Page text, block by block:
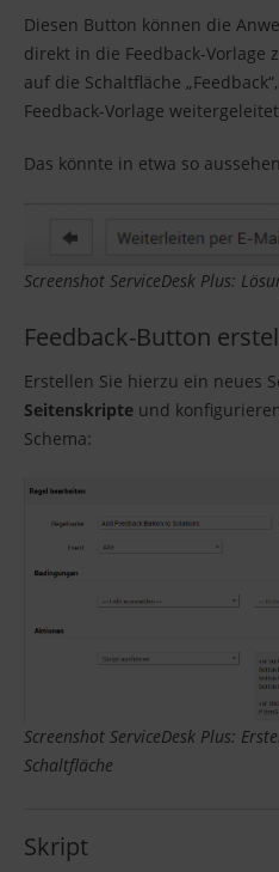
Diesen Button können die
direkt in die Feedback-Vorlage
auf die Schaltfläche
Feedback-Vorlage
Das könnte in etwa so
Screenshot ServiceDesk Plus:
Feedback-Button
Erstellen Sie hierzu ein neues
Seitenskripte und
Schema:
Screenshot ServiceDesk Plus:
Schaltfläche
Skript